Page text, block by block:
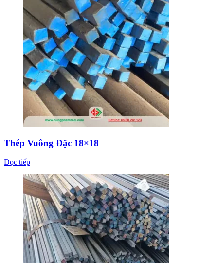
Thép Vuông Đặc 18×18
Đọc tiếp